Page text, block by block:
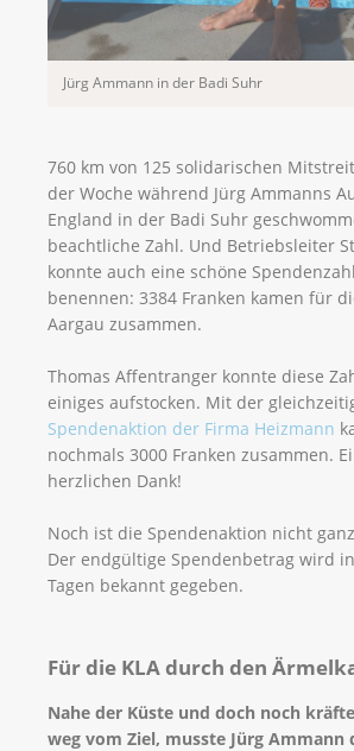
Jürg Ammann in der Badi Suhr
760 km von 125 solidarischen
der Woche während Jürg Ammanns
England in der Badi Suhr
beachtliche Zahl. Und Betriebsleiter
konnte auch eine schöne Spendenzahl
benennen: 3384 Franken kamen für
Aargau zusammen.
Thomas Affentranger konnte diese
einiges aufstocken. Mit der
Spendenaktion der Firma Heizmann
nochmals 3000 Franken zusammen.
herzlichen Dank!
Noch ist die Spendenaktion nicht
Der endgültige Spendenbetrag wird
Tagen bekannt gegeben.
Für die KLA durch den
Nahe der Küste und doch noch
weg vom Ziel, musste Jürg Ammann